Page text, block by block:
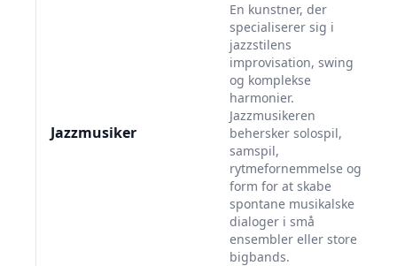
Jazzmusiker
En kunstner, der
specialiserer sig i
jazzstilens
improvisation, swing
og komplekse
harmonier.
Jazzmusikeren
behersker solospil,
samspil,
rytmefornemmelse og
form for at skabe
spontane musikalske
dialoger i små
ensembler eller store
bigbands.